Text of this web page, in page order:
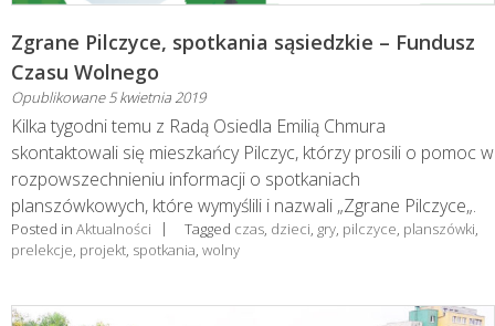
Zgrane Pilczyce, spotkania sąsiedzkie – Fundusz
Czasu Wolnego
Opublikowane 5 kwietnia 2019
Kilka tygodni temu z Radą Osiedla Emilią Chmura
skontaktowali się mieszkańcy Pilczyc, którzy prosili o pomoc w
rozpowszechnieniu informacji o spotkaniach
planszówkowych, które wymyślili i nazwali „Zgrane Pilczyce„.
Posted in Aktualności Tagged czas dzieci gry pilczyce planszówki
prelekcje projekt spotkania wolny